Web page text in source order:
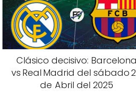
Clásico decisivo: Barcelona
vs Real Madrid del sábado
de Abril del 2025